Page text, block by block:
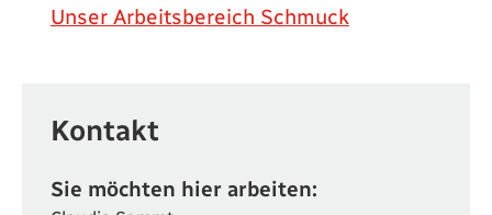
Unser Arbeitsbereich Schmuck
Kontakt
Sie möchten hier arbeiten: